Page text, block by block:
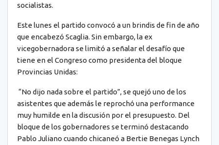
socialistas.
Este lunes el partido convocó a un brindis de fin de año
que encabezó Scaglia. Sin embargo, la ex
vicegobernadora se limitó a señalar el desafío que
tiene en el Congreso como presidenta del bloque
Provincias Unidas:
“No dijo nada sobre el partido”, se quejó uno de los
asistentes que además le reprochó una performance
muy humilde en la discusión por el presupuesto. Del
bloque de los gobernadores se terminó destacando
Pablo Juliano cuando chicaneó a Bertie Benegas Lynch